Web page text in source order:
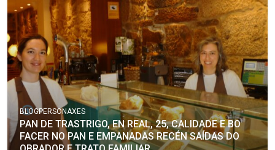
BLOGPERSONAXES
PAN DE TRASTRIGO, EN REAL, 25, CALIDADE E BO
FACER NO PAN E EMPANADAS RECÉN SAÍDAS DO